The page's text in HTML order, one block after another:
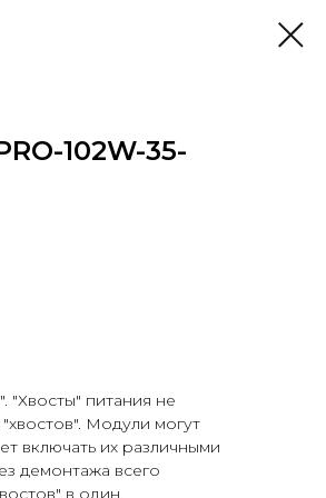
102W-35-
"Хвосты" питания не
Модули могут
включать их различными
демонтажа всего
в один.